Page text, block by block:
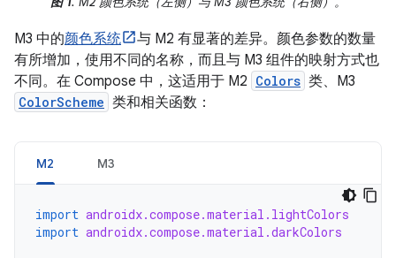
M3 中的颜色系统
与 M2 有显著的差异。颜色参数的数量
有所增加，使用不同的名称，而且与 M3 组件的映射方式也
不同。在 Compose 中，这适用于 M2 Colors 类、M3
ColorScheme 类和相关函数：
M2 M3
import androidx.compose.material.lightColors
import androidx.compose.material.darkColors